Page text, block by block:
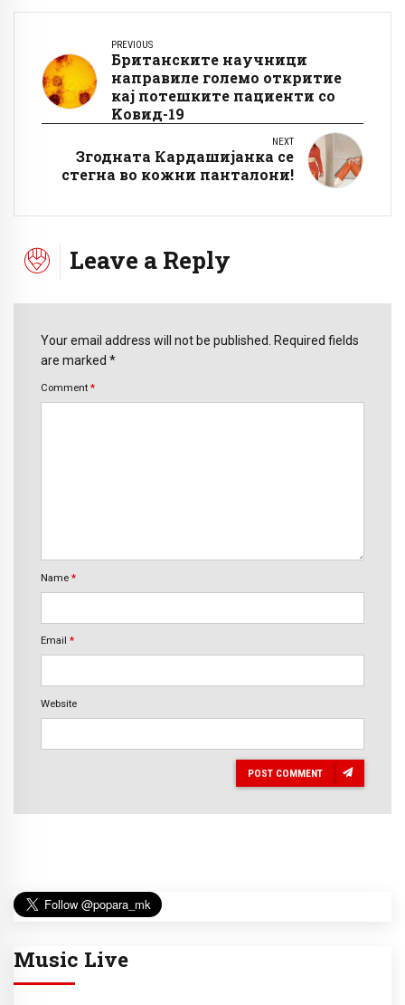
PREVIOUS
Британските научници
направиле големо откритие
кај потешките пациенти со
Kовид-19
NEXT
Згодната Кардашијанка се
стегна во кожни панталони!
Leave a Reply
Your email address will not be published. Required fields
are marked *
Comment *
Name *
Email *
Website
POST COMMENT
Music Live